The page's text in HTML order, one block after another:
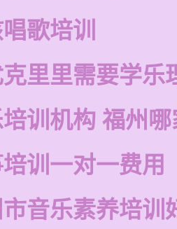
歌培训
里里需要学乐
训机构 福州
训一对一费用
音乐素养培训